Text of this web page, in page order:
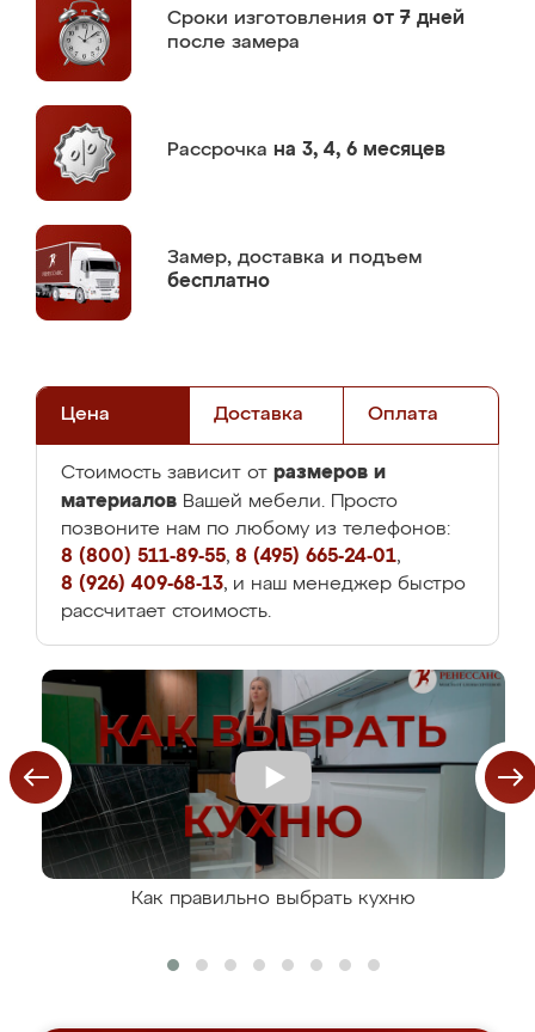
Сроки изготовления от 7 дней
после замера
Рассрочка на 3, 4, 6 месяцев
Замер, доставка и подъем
бесплатно
Цена Доставка Оплата
Стоимость зависит от размеров и
материалов Вашей мебели. Просто
позвоните нам по любому из телефонов:
8 (800) 511-89-55, 8 (495) 665-24-01,
8 (926) 409-68-13, и наш менеджер быстро
рассчитает стоимость.
Как правильно выбрать кухню